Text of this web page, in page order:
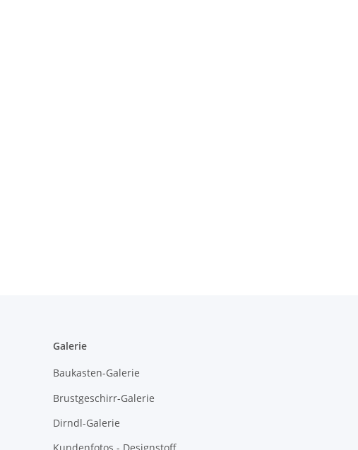
Galerie
Baukasten-Galerie
Brustgeschirr-Galerie
Dirndl-Galerie